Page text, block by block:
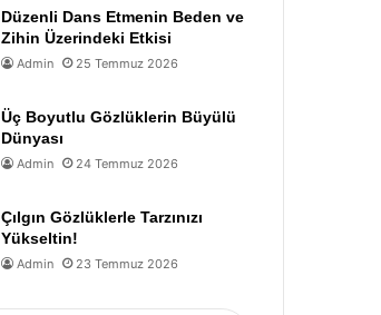
Düzenli Dans Etmenin Beden ve
Zihin Üzerindeki Etkisi
Admin 25 Temmuz 2026
Üç Boyutlu Gözlüklerin Büyülü
Dünyası
Admin 24 Temmuz 2026
Çılgın Gözlüklerle Tarzınızı
Yükseltin!
Admin 23 Temmuz 2026